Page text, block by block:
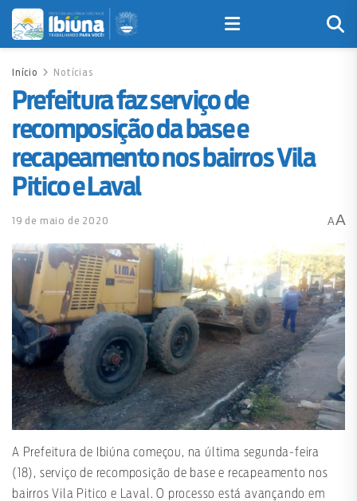
Início Notícias
Prefeitura faz serviço de
recomposição da base e
recapeamento nos bairros Vila
Pitico e Laval
19 de maio de 2020 AA
A Prefeitura de Ibiúna começou, na última segunda-feira
(18), serviço de recomposição de base e recapeamento nos
bairros Vila Pitico e Laval. O processo está avançando em